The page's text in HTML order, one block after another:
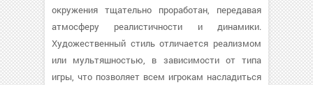
окружения тщательно проработан, передавая
атмосферу реалистичности и динамики.
Художественный стиль отличается реализмом
или мультяшностью, в зависимости от типа
игры, что позволяет всем игрокам насладиться